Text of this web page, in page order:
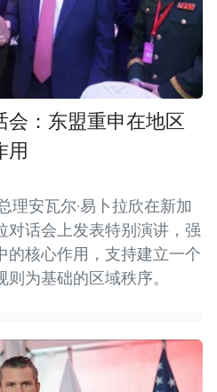
会：东盟重申在地区
用
理安瓦尔·易卜拉欣在新加
对话会上发表特别演讲，强
的核心作用，支持建立一个
为基础的区域秩序。